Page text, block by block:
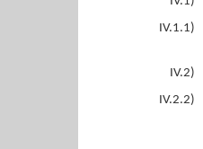
IV.1.1)
IV.2)
IV.2.2)